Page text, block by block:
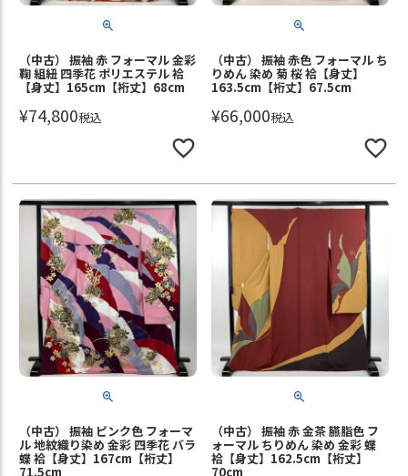
（中古） 振袖 赤 フォーマル 金彩
鞠 組紐 四季花 ポリエステル 袷
【身丈】165cm【裄丈】68cm
¥74,800税込
（中古） 振袖 赤色 フォーマル ち
りめん 染め 菊 桜 袷【身丈】
163.5cm【裄丈】67.5cm
¥66,000税込
（中古） 振袖 ピンク色 フォーマ
ル 地紋織り染め 金彩 四季花 バラ
蝶 袷【身丈】167cm【裄丈】
71.5cm
（中古） 振袖 赤 金茶 臙脂色 フ
ォーマル ちりめん 染め 金彩 蝶
袷【身丈】162.5cm【裄丈】
70cm